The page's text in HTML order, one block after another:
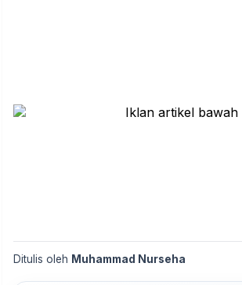
Ditulis oleh Muhammad Nurseha